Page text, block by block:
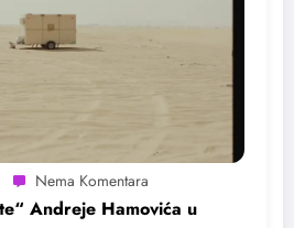
Andreje Hamovića u